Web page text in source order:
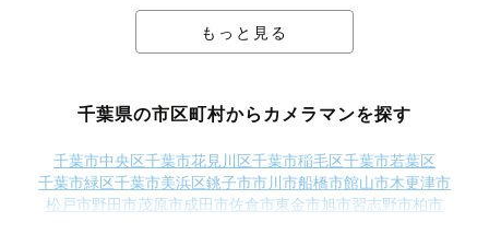
もっと見る
千葉県の市区町村からカメラマンを探す
千葉市中央区千葉市花見川区千葉市稲毛区千葉市若葉区
千葉市緑区千葉市美浜区銚子市市川市船橋市館山市木更津市
松戸市野田市茂原市成田市佐倉市東金市旭市習志野市柏市